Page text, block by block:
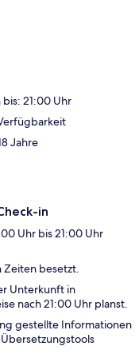
21:00 Uhr
Jahre
in
Uhr bis 21:00 Uhr
Zeiten besetzt.
Unterkunft in
nach 21:00 Uhr planst.
gestellte Informationen